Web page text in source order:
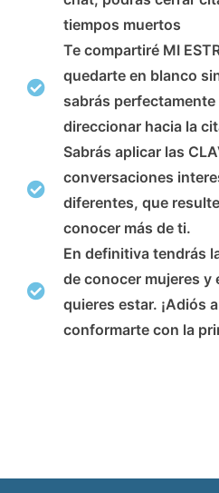
tiempos muertos
Te compartiré MI
quedarte en blanco
sabrás
direccionar hacia la
Sabrás aplicar las
conversaciones
diferentes, que
conocer más de ti.
En definitiva tendrás
de conocer mujeres y
quieres estar. ¡Adiós
conformarte con la